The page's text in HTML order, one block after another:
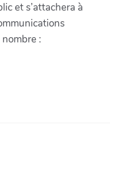
et s’attachera à
: